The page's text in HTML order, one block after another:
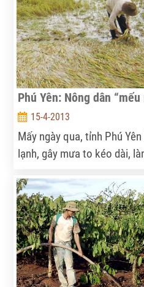
gần một năm thực hiện,
định vẫn chưa đi vào thực
Phú Yên: Nông dân
15-4-2013
Mấy ngày qua, tỉnh Phú
lạnh, gây mưa to kéo dài,
bị ngập úng. Một số nơi lúa
mọc mầm ngay trên cây, có
người dân gặp nhiều khó